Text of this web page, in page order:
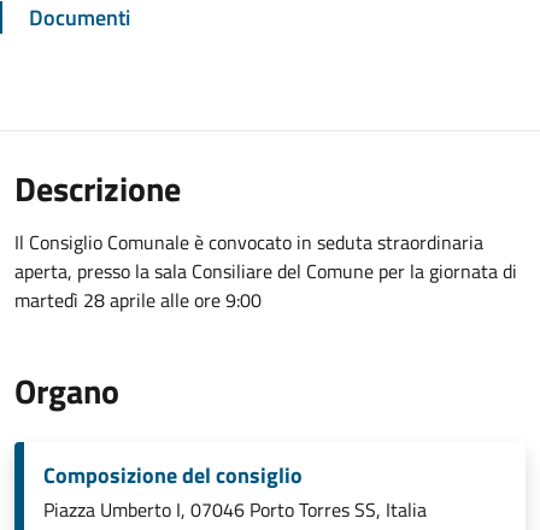
Documenti
Descrizione
Il Consiglio Comunale è convocato in seduta straordinaria
aperta, presso la sala Consiliare del Comune per la giornata di
martedì 28 aprile alle ore 9:00
Organo
Composizione del consiglio
Piazza Umberto I, 07046 Porto Torres SS, Italia